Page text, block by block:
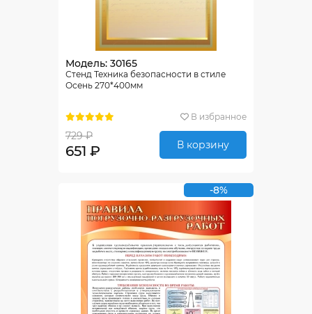
Модель: 30165
Стенд Техника безопасности в стиле
Осень 270*400мм
В избранное
729 ₽
651 ₽ В корзину
-8%